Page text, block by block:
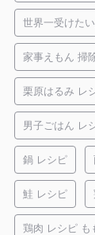
世界一受けた
家事えもん 掃
栗原はるみ レ
男子ごはん レ
鍋 レシピ
鮭 レシピ
鶏肉 レシピ も